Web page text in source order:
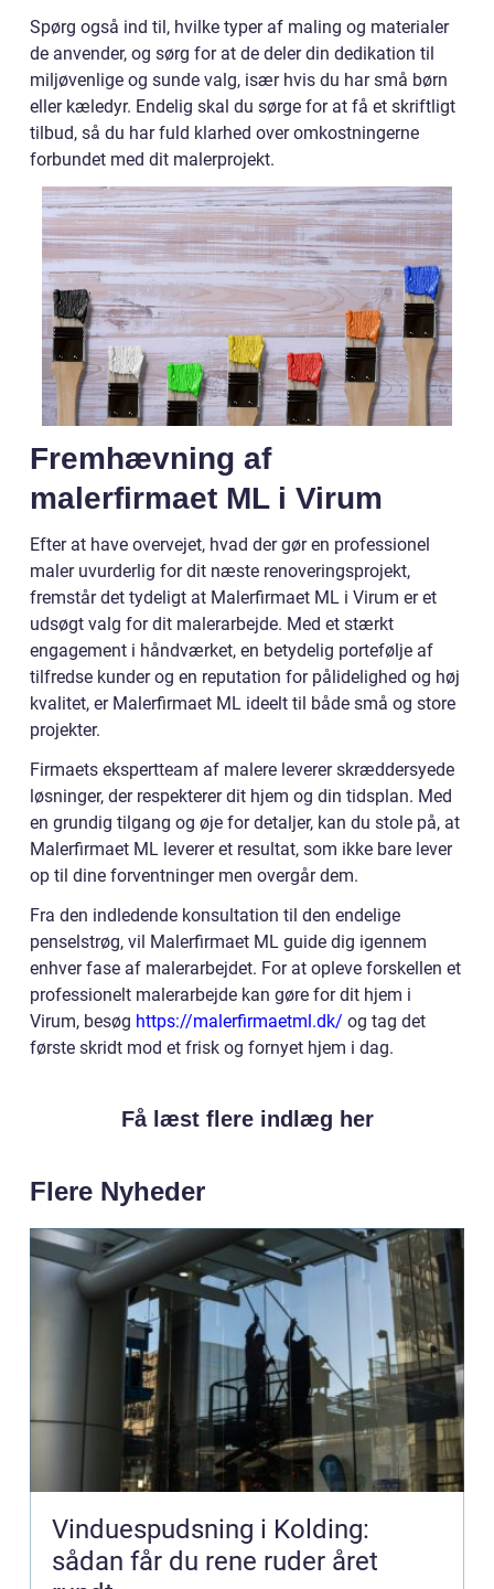
Spørg også ind til, hvilke typer af maling og materialer
de anvender, og sørg for at de deler din dedikation til
miljøvenlige og sunde valg, især hvis du har små børn
eller kæledyr. Endelig skal du sørge for at få et skriftligt
tilbud, så du har fuld klarhed over omkostningerne
forbundet med dit malerprojekt.
Fremhævning af
malerfirmaet ML i Virum
Efter at have overvejet, hvad der gør en professionel
maler uvurderlig for dit næste renoveringsprojekt,
fremstår det tydeligt at Malerfirmaet ML i Virum er et
udsøgt valg for dit malerarbejde. Med et stærkt
engagement i håndværket, en betydelig portefølje af
tilfredse kunder og en reputation for pålidelighed og høj
kvalitet, er Malerfirmaet ML ideelt til både små og store
projekter.
Firmaets ekspertteam af malere leverer skræddersyede
løsninger, der respekterer dit hjem og din tidsplan. Med
en grundig tilgang og øje for detaljer, kan du stole på, at
Malerfirmaet ML leverer et resultat, som ikke bare lever
op til dine forventninger men overgår dem.
Fra den indledende konsultation til den endelige
penselstrøg, vil Malerfirmaet ML guide dig igennem
enhver fase af malerarbejdet. For at opleve forskellen et
professionelt malerarbejde kan gøre for dit hjem i
Virum, besøg https://malerfirmaetml.dk/ og tag det
første skridt mod et frisk og fornyet hjem i dag.
Få læst flere indlæg her
Flere Nyheder
Vinduespudsning i Kolding:
sådan får du rene ruder året